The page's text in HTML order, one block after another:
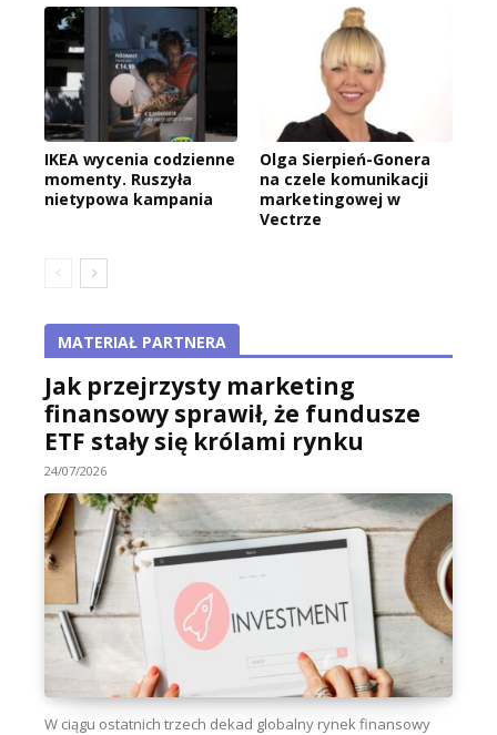
IKEA wycenia codzienne
momenty. Ruszyła
nietypowa kampania
Olga Sierpień-Gonera
na czele komunikacji
marketingowej w
Vectrze
MATERIAŁ PARTNERA
Jak przejrzysty marketing
finansowy sprawił, że fundusze
ETF stały się królami rynku
24/07/2026
W ciągu ostatnich trzech dekad globalny rynek finansowy